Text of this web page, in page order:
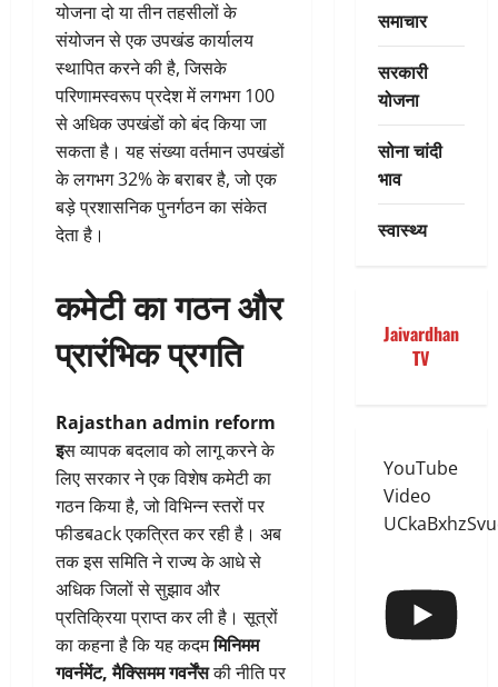
योजना दो या तीन तहसीलों के
संयोजन से एक उपखंड कार्यालय
स्थापित करने की है, जिसके
परिणामस्वरूप प्रदेश में लगभग 100
से अधिक उपखंडों को बंद किया जा
सकता है। यह संख्या वर्तमान उपखंडों
के लगभग 32% के बराबर है, जो एक
बड़े प्रशासनिक पुनर्गठन का संकेत
देता है।
कमेटी का गठन और
प्रारंभिक प्रगति
Rajasthan admin reform
इस व्यापक बदलाव को लागू करने के
लिए सरकार ने एक विशेष कमेटी का
गठन किया है, जो विभिन्न स्तरों पर
फीडबack एकत्रित कर रही है। अब
तक इस समिति ने राज्य के आधे से
अधिक जिलों से सुझाव और
प्रतिक्रिया प्राप्त कर ली है। सूत्रों
का कहना है कि यह कदममिनिमम
गवर्नमेंट, मैक्सिमम गवर्नेंसकी नीति पर
समाचार
सरकारी
योजना
सोना चांदी
भाव
स्वास्थ्य
Jaivardhan
TV
YouTube
Video